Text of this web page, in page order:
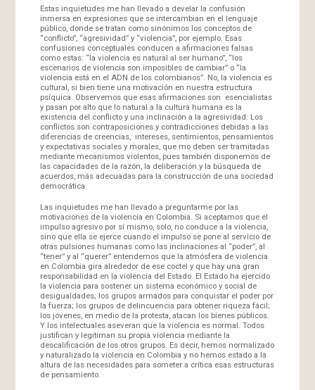
Estas inquietudes me han llevado a develar la confusión
inmersa en expresiones que se intercambian en el lenguaje
público, donde se tratan como sinónimos los conceptos de
“conflicto”, “agresividad” y “violencia”, por ejemplo. Esas
confusiones conceptuales conducen a afirmaciones falsas
como estas: “la violencia es natural al ser humano”, “los
escenarios de violencia son imposibles de cambiar” o “la
violencia está en el ADN de los colombianos”. No, la violencia es
cultural, si bien tiene una motivación en nuestra estructura
psíquica. Observemos que esas afirmaciones son esencialistas
y pasan por alto que lo natural a la cultura humana es la
existencia del conflicto y una inclinación a la agresividad. Los
conflictos son contraposiciones y contradicciones debidas a las
diferencias de creencias, intereses, sentimientos, pensamientos
y expectativas sociales y morales, que mo deben ser tramitadas
mediante mecanismos violentos, pues también disponemos de
las capacidades de la razón, la deliberación y la búsqueda de
acuerdos, más adecuadas para la construcción de una sociedad
democrática.
Las inquietudes me han llevado a preguntarme por las
motivaciones de la violencia en Colombia. Si aceptamos que el
impulso agresivo por sí mismo, solo, no conduce a la violencia,
sino que ella se ejerce cuando el impulso se pone al servicio de
otras pulsiones humanas como las inclinaciones al “poder”, al
“tener” y al “querer” entendemos que la atmósfera de violencia
en Colombia gira alrededor de ese coctel y que hay una gran
responsabilidad en la violencia del Estado. El Estado ha ejercido
la violencia para sostener un sistema económico y social de
desigualdades; los grupos armados para conquistar el poder por
la fuerza; los grupos de delincuencia para obtener riqueza fácil;
los jóvenes, en medio de la protesta, atacan los bienes públicos.
Y los intelectuales aseveran que la violencia es normal. Todos
justifican y legitiman su propia violencia mediante la
descalificación de los otros grupos. Es decir, hemos normalizado
y naturalizado la violencia en Colombia y no hemos estado a la
altura de las necesidades para someter a crítica esas estructuras
de pensamiento.